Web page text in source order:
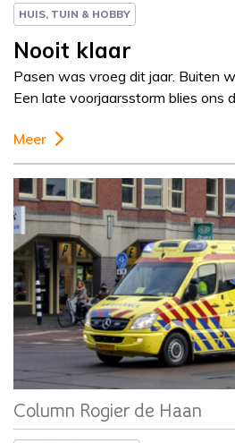
HUIS, TUIN & HOBBY
Nooit klaar
Pasen was vroeg dit jaar. Buiten
Een late voorjaarsstorm blies ons
Meer
Column
Rogier de
Column Rogier de Haan